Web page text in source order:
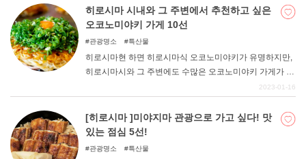
한 가게들을 소개합니다. 에히메현의 라멘집도 여행 계획
에 꼭 포함시켜 보시기 바랍니다.
히로시마 시내와 그 주변에서 추천하고 싶은
오코노미야키 가게 10선
관광명소 특산물
히로시마현 하면 히로시마식 오코노미야키가 유명하지만,
히로시마시와 그 주변에도 수많은 오코노미야키 가게가 있
다. 이번 기사에서는 히로시마 현민이자 히로시마를 사랑
보았으니, 꼭 참고해 보시기 바랍니다.
2023-01-16
[히로시마 ]미야지마 관광으로 가고 싶다! 맛
있는 점심 5선!
관광명소 특산물